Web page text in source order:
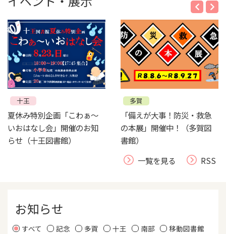
ホームページ延長手続きについて
RSS
一覧を見る
十王
夏休み特別企画「こわぁ～
いおはなし会」開催のお知
らせ（十王図書館）
多賀
「備えが大事！防災・救急
の本展」開催中！（多賀図
書館）
お知らせ
すべて 記念 多賀 十王 南部
移動図書館